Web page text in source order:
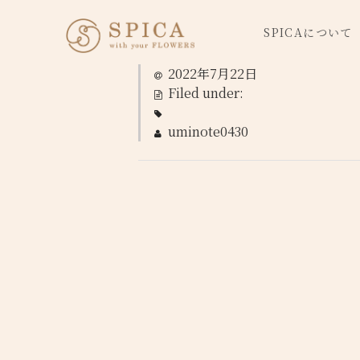
SPICAについて
2022年7月22日
Filed under:
uminote0430